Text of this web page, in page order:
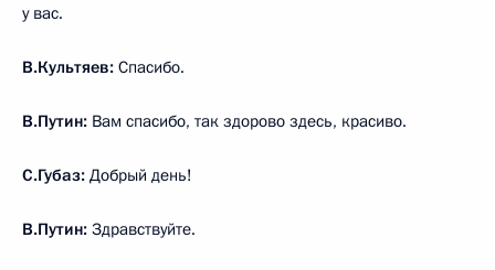
у вас.
В.Культяев: Спасибо.
В.Путин: Вам спасибо, так здорово здесь, красиво.
С.Губаз: Добрый день!
В.Путин: Здравствуйте.